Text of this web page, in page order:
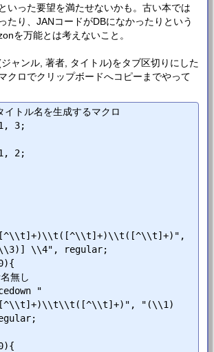
いった要望を満たせないかも。古い本では
たり、JANコードがDBになかったりという
を万能とは考えないこと。
ャンル, 著者, タイトル)をタブ区切りにした
クロでクリップボードへコピーまでやって
トル名を生成するマクロ
3;
2;
\\4", regular;
"(\\1)